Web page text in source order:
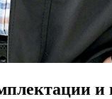
и